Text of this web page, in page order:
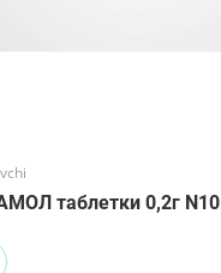
таблетки 0,2г N10